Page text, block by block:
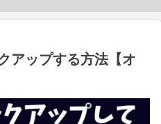
アップする方法【オ